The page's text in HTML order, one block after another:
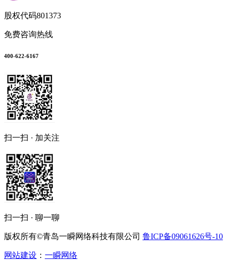
股权代码801373
免费咨询热线
400-622-6167
扫一扫 · 加关注
扫一扫 · 聊一聊
版权所有©青岛一瞬网络科技有限公司 鲁ICP备09061626号-10
网站建设 ： 一瞬网络